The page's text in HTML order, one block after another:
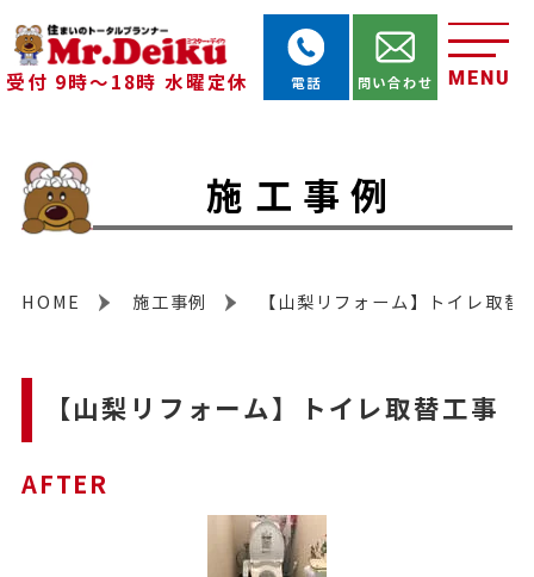
受付 9時～18時 水曜定休 MENU
電話 問い合わせ
施工事例
HOME 施工事例 【山梨リフォーム】トイレ取替
【山梨リフォーム】トイレ取替工事
AFTER